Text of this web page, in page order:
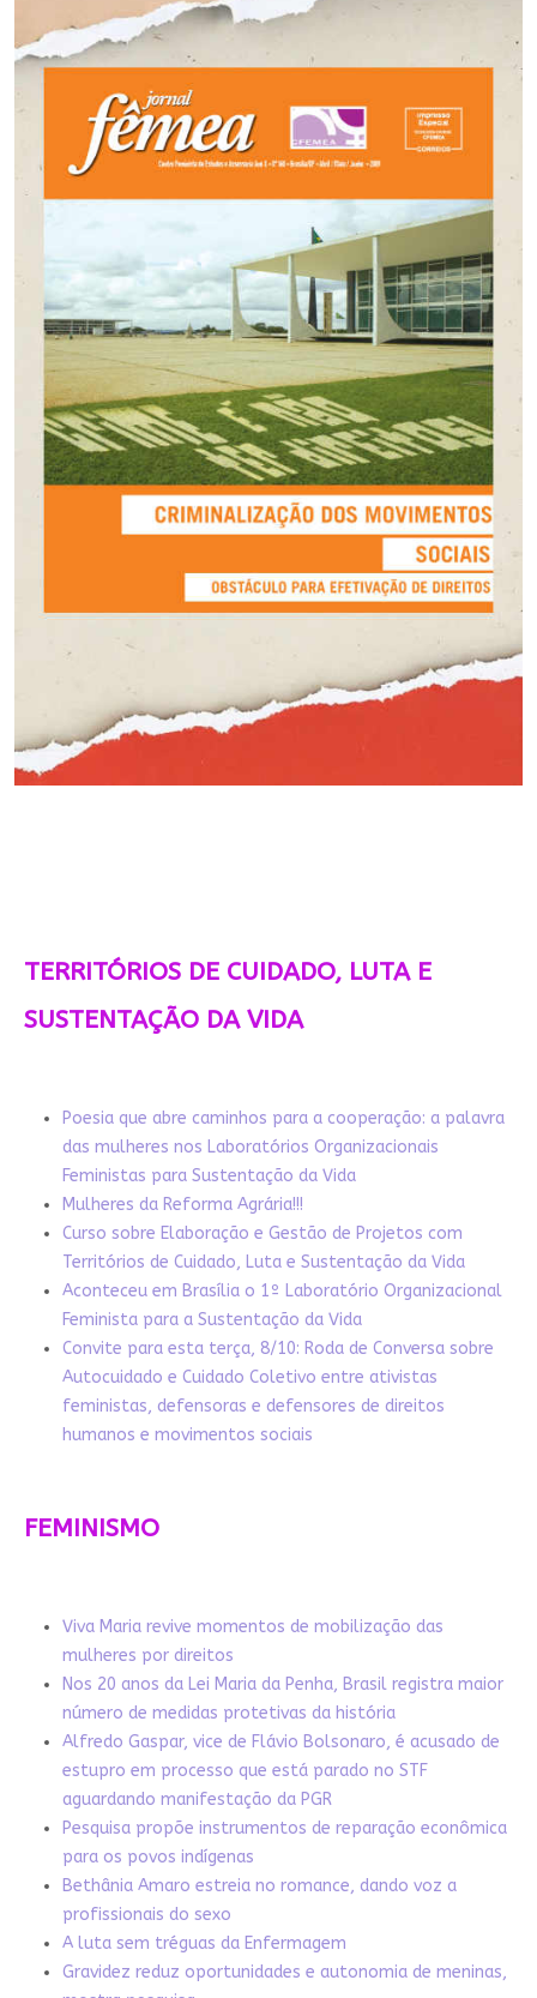
TERRITÓRIOS DE CUIDADO, LUTA E
SUSTENTAÇÃO DA VIDA
Poesia que abre caminhos para a cooperação: a palavra
das mulheres nos Laboratórios Organizacionais
Feministas para Sustentação da Vida
Mulheres da Reforma Agrária!!!
Curso sobre Elaboração e Gestão de Projetos com
Territórios de Cuidado, Luta e Sustentação da Vida
Aconteceu em Brasília o 1º Laboratório Organizacional
Feminista para a Sustentação da Vida
Convite para esta terça, 8/10: Roda de Conversa sobre
Autocuidado e Cuidado Coletivo entre ativistas
feministas, defensoras e defensores de direitos
humanos e movimentos sociais
FEMINISMO
Viva Maria revive momentos de mobilização das
mulheres por direitos
Nos 20 anos da Lei Maria da Penha, Brasil registra maior
número de medidas protetivas da história
Alfredo Gaspar, vice de Flávio Bolsonaro, é acusado de
estupro em processo que está parado no STF
aguardando manifestação da PGR
Pesquisa propõe instrumentos de reparação econômica
para os povos indígenas
Bethânia Amaro estreia no romance, dando voz a
profissionais do sexo
A luta sem tréguas da Enfermagem
Gravidez reduz oportunidades e autonomia de meninas,